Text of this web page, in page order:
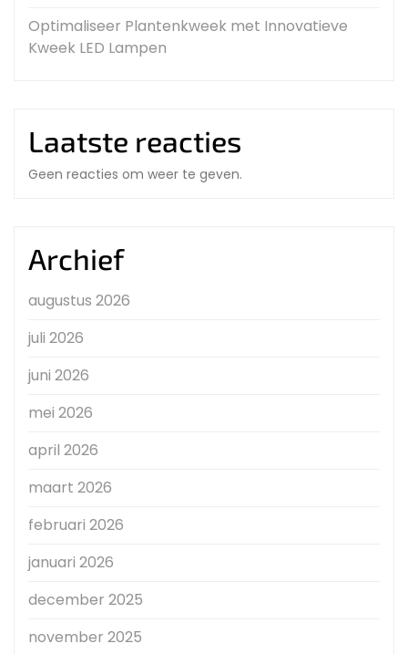
Optimaliseer Plantenkweek met Innovatieve
Kweek LED Lampen
Laatste reacties
Geen reacties om weer te geven.
Archief
augustus 2026
juli 2026
juni 2026
mei 2026
april 2026
maart 2026
februari 2026
januari 2026
december 2025
november 2025